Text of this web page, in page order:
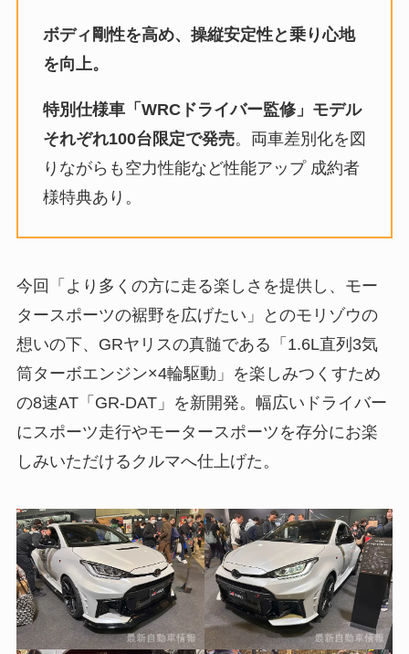
ボディ剛性を高め、操縦安定性と乗り心地
を向上。
特別仕様車「WRCドライバー監修」モデル
それぞれ100台限定で発売。両車差別化を図
りながらも空力性能など性能アップ 成約者
様特典あり。
今回「より多くの方に走る楽しさを提供し、モー
タースポーツの裾野を広げたい」とのモリゾウの
想いの下、GRヤリスの真髄である「1.6L直列3気
筒ターボエンジン×4輪駆動」を楽しみつくすため
の8速AT「GR-DAT」を新開発。幅広いドライバー
にスポーツ走行やモータースポーツを存分にお楽
しみいただけるクルマへ仕上げた。